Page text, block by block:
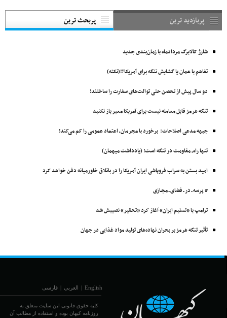
پربازدید ترین پربحث ترین
شارژ کالابرگ مردادماه با زمان‌بندی جدید
تفاهم با عمان یا گشایش تنگه برای آمریکا؟!(نکته)
دو سال پیش از تحصن حتی توالت‌های سفارت را ساختند!
تنگه هرمز قابل معامله نیست برای آمریکا معبر باز نکنید
جبهه مدعی اصلاحات: برخورد با مجرمان، اعتماد عمومی را کم می‌کند!
تنها راه، مقاومت در تنگه است! (یادداشت میهمان)
امید بستن به سراب فروپاشی ایران آمریکا را در باتلاق خاورمیانه دفن خواهد کرد
# پرسه ـ در ـ فضای ـ مجـازی
ترامپ با «تسلیم ایران» آغاز کرد «تحقیر» نصیبش شد
تأثیر تنگه هرمز بر بحران نهاده‌های تولید مواد غذایی در جهان
English
| العربي | فارسی
کلیه حقوق قانونی این سایت متعلق به
روزنامه کیهان بوده و استفاده از مطالب آن